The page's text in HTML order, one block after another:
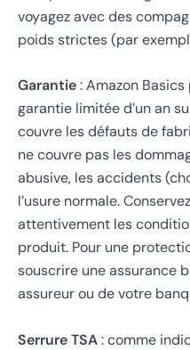
voyagez avec des
poids strictes (par
Garantie: Amazon
garantie limitée d’un an
couvre les défauts de
ne couvre pas les
abusive, les accidents
l’usure normale.
attentivement les
produit. Pour une
souscrire une assurance
assureur ou de votre
Serrure TSA: comme